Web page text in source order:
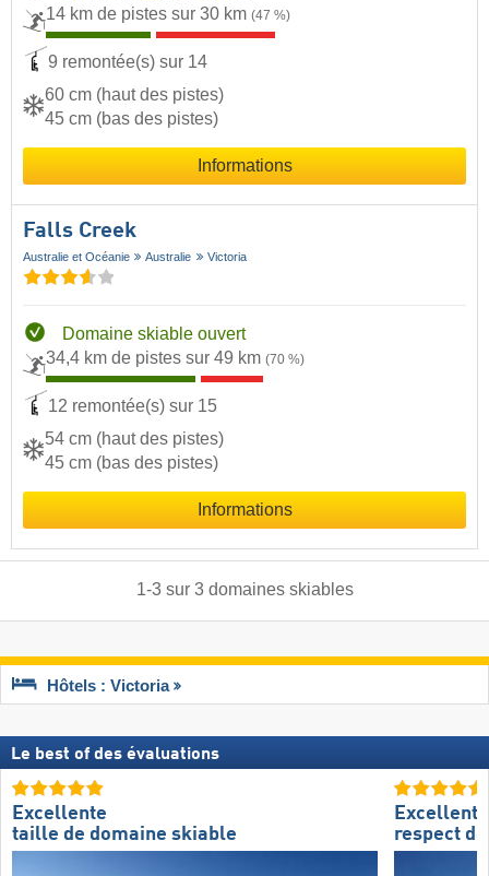
14 km de pistes sur 30 km (47 %)
9 remontée(s) sur 14
60 cm (haut des pistes)
45 cm (bas des pistes)
Informations
Falls Creek
Australie et Océanie Australie Victoria
Domaine skiable ouvert
34,4 km de pistes sur 49 km (70 %)
12 remontée(s) sur 15
54 cm (haut des pistes)
45 cm (bas des pistes)
Informations
1-3sur 3 domaines skiables
Hôtels : Victoria
Le best of des évaluations
Excellente
taille de domaine skiable
Excellent
respect